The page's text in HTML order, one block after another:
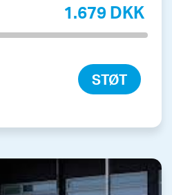
1.679 DKK
STØT